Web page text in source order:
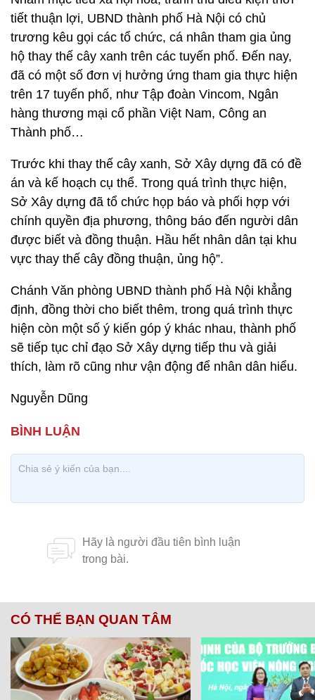
tiết thuận lợi, UBND thành phố Hà Nội có chủ
trương kêu gọi các tổ chức, cá nhân tham gia ủng
hộ thay thế cây xanh trên các tuyến phố. Đến nay,
đã có một số đơn vị hưởng ứng tham gia thực hiện
trên 17 tuyến phố, như Tập đoàn Vincom, Ngân
hàng thương mại cổ phần Việt Nam, Công an
Thành phố…
Trước khi thay thế cây xanh, Sở Xây dựng đã có đề
án và kế hoạch cụ thể. Trong quá trình thực hiện,
Sở Xây dựng đã tổ chức họp báo và phối hợp với
chính quyền địa phương, thông báo đến người dân
được biết và đồng thuận. Hầu hết nhân dân tại khu
vực thay thế cây đồng thuận, ủng hộ”.
Chánh Văn phòng UBND thành phố Hà Nội khẳng
định, đồng thời cho biết thêm, trong quá trình thực
hiện còn một số ý kiến góp ý khác nhau, thành phố
sẽ tiếp tục chỉ đạo Sở Xây dựng tiếp thu và giải
thích, làm rõ cũng như vận động để nhân dân hiểu.
Nguyễn Dũng
CÓ THỂ BẠN QUAN TÂM